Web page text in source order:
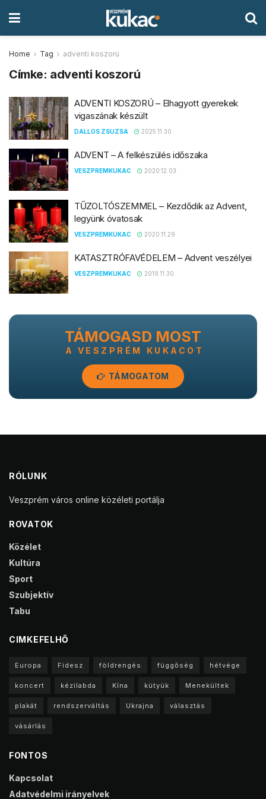
Home Tag adventi koszorú
Címke: adventi koszorú
ADVENTI KOSZORÚ – Elhagyott gyerekek
vigaszának készült
DALLOS ZSUZSA 2025.11.30.
ADVENT – A felkészülés időszaka
VESZPREMKUKAC 2020.12.03.
TŰZOLTÓSZEMMEL – Kezdődik az Advent,
legyünk óvatosak
VESZPREMKUKAC 2020.11.29.
KATASZTRÓFAVÉDELEM – Advent veszélyei
VESZPREMKUKAC 2019.11.30.
TÁMOGASD MOST
A VESZPRÉM KUKACOT
TÁMOGATOM
RÓLUNK
Veszprém város online közéleti portálja
ROVATOK
Közélet
Kultúra
Sport
Szubjektív
Tabu
CIMKEFELHŐ
Europa Fidesz földrengés függőség hétvége
koncert kézilabda Kína kütyük Menekültek
plakát rendszerváltás Ukrajna választás
vásárlás
FONTOS
Kapcsolat
Adatvédelmi irányelvek